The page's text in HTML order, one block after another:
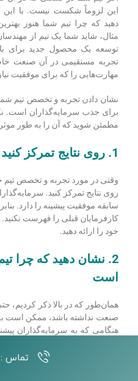
تجربه یا تخصص
اگر به دنبال سرمایه‌گذاری برای
زمینه‌ای ایجاد کنید که
شما باید نشان دادن تجربه و
موضوع می‌پردازیم که چرا این
زمانی که سرمایه‌گذاران به
کسب‌وکار فکر می‌کنند، یکی از
تیم تجربه و تخصص لازم برای
اگر تیم شما در صنعتی که در آن
این لزوماً شکست نیست. با این
دهید که چرا تیم شما هنوز
مثال، شاید شما یک تیم از
توسعه یک محصول جدید برای
مهارت‌هایی را که برای موفقیت
نشان دادن تجربه و تخصص تیم
مطمئن شوید که آن را به طور
1. روی نتایج تمرکز کنید
وقتی در مورد تجربه و تخصصتماس : 02126290016